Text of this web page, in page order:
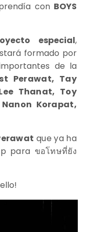
con BOYS
especial,
formado por
de la
Perawat, Tay
Thanat, Toy
Korapat,
que ya ha
para ขอโทษที่ยัง